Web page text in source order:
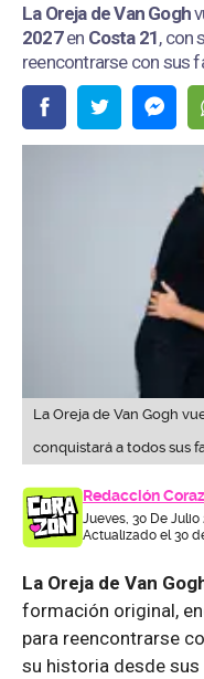
La Oreja de Van Gogh
2027en Costa 21, con
reencontrarse con sus
La Oreja de Van Gogh
conquistará a todos sus
Redacción
Jueves, 30 De Julio
Actualizado el 30
La Oreja de Van
formación original,
para reencontrarse
su historia desde